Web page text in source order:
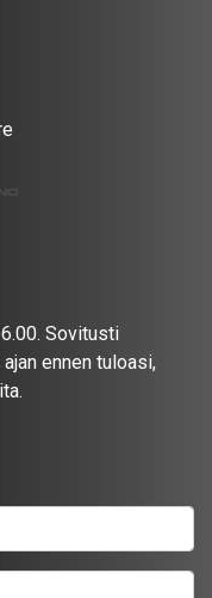
Sovitusti
ennen tuloasi,